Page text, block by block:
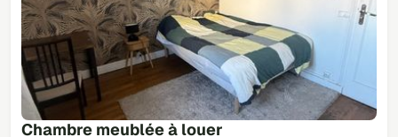
Chambre meublée à louer